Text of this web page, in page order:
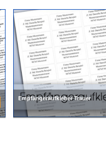
Empfängeraufkleber Trauer